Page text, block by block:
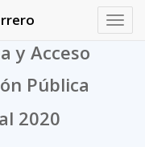
y Acceso
Pública
2020